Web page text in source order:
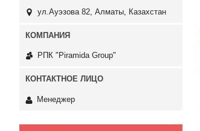
ул.Ауэзова 82, Алматы, Казахстан
РПК "Piramida Group"
Менеджер